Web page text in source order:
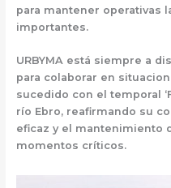
para mantener operativas
importantes.
URBYMA está siempre a
para colaborar en
sucedido con el temporal
río Ebro, reafirmando su
eficaz y el mantenimiento
momentos críticos.